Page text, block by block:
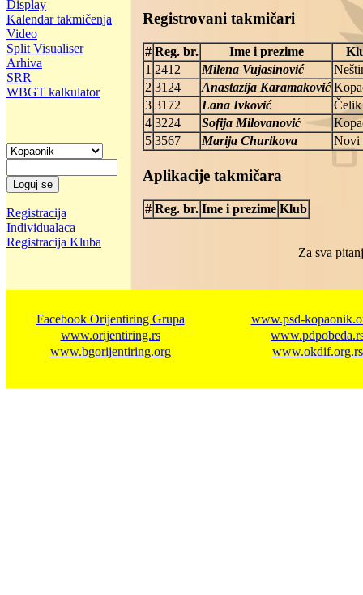
Display
Kalendar takmičenja
Video
Split Visualiser
Arhiva
SRR
WBGT kalkulator
Registracija
Individualaca
Registracija Kluba
Registrovani takmičari
# Reg. br. Ime i prezime
1 2412 Milena Vujasinović
2 3124 Anastazija Karamaković
3 3172 Lana Ivković
Čelik
4 3224 Sofija Milovanović
5 3567 Marija Churikova Novi
Aplikacije takmičara
# Reg. br. Ime i prezime Klub
Za sva
Facebook Orijentiring Grupa
www.orijentiring.rs
www.bgorijentiring.org
www.psd-
www.okdif.org.rs